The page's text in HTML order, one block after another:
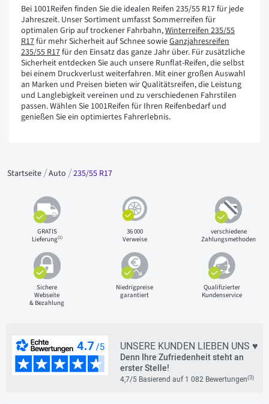
Bei 1001Reifen finden Sie die idealen Reifen 235/55 R17 für jede
Jahreszeit. Unser Sortiment umfasst Sommerreifen für
optimalen Grip auf trockener Fahrbahn,Winterreifen 235/55
R17für mehr Sicherheit auf Schnee sowieGanzjahresreifen
235/55 R17für den Einsatz das ganze Jahr über. Für zusätzliche
Sicherheit entdecken Sie auch unsere Runflat-Reifen, die selbst
bei einem Druckverlust weiterfahren. Mit einer großen Auswahl
an Marken und Preisen bieten wir Qualitätsreifen, die Leistung
und Langlebigkeit vereinen und zu verschiedenen Fahrstilen
passen. Wählen Sie 1001Reifen für Ihren Reifenbedarf und
genießen Sie ein optimiertes Fahrerlebnis.
Startseite Auto 235/55 R17
GRATIS
Lieferung(1)
36 000
Verweise
verschiedene
Zahlungsmethoden
Sichere
Webseite
& Bezahlung
Niedrigpreise
garantiert
Qualifizierter
Kundenservice
UNSERE KUNDEN LIEBEN UNS ♥
Denn Ihre Zufriedenheit steht an
erster Stelle!
4,7/5 Basierend auf 1 082 Bewertungen(3)